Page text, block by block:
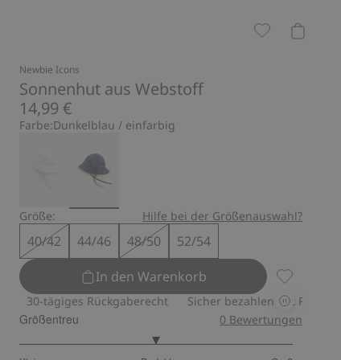
Newbie Icons
Sonnenhut aus Webstoff
14,99 €
Farbe:Dunkelblau / einfarbig
Größe: Hilfe bei der Größenauswahl?
40/42 44/46 48/50
52/54
In den Warenkorb
30-tägiges Rückgaberecht Sicher bezahlen mit PayPal &
Größentreu 0 Bewertungen